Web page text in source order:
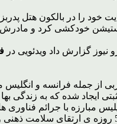
خود را در بالکون هتل
خودکشی کرد و مادرش
نیوز گزارش داد ویدئویی در
از جمله فرانسه و
ایجاد شده که به زندگی بها
مبارزه با جرائم